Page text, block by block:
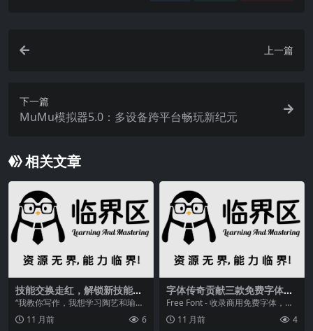
上一篇
下一篇
MuMu模拟器5.0：多设备跨平台畅玩新纪元
相关文章
技能交换走红，解锁新技能还
能结识同频朋友，你参与了
吗？
“我教你写作，我想学习陶艺和瑜
伽，互相免费，时间自由……”据近
日《光明日报》报道...
11 月前 6
字体传奇贡献三款免费字体！
方正字库数千款字体任你选
Free Font - 收录商用免费字体，包
括汉字和英文字体，提供免费下载
和使用...
11 月前 4